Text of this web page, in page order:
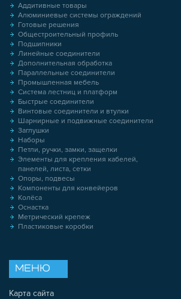
Аддитивные товары
Алюминиевые системы ограждений
Готовые решения
Общестроительный профиль
Подшипники
Линейные соединители
Дополнительная обработка
Параллельные соединители
Промышленная мебель
Система лестниц и платформ
Быстрые соединители
Винтовые соединители и втулки
Шарнирные и подвижные соединители
Заглушки
Наборы
Петли, ручки, замки, защелки
Элементы для крепления кабелей,
панелей, листа, сетки
Опоры, подвесы
Компоненты для конвейеров
Колёса
Оснастка
Метрический крепеж
Пластиковые коробки
МЕНЮ
Карта сайта